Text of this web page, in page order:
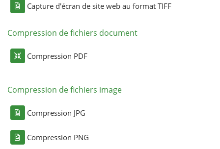
Capture d'écran de site web au format TIFF
Compression de fichiers document
Compression PDF
Compression de fichiers image
Compression JPG
Compression PNG